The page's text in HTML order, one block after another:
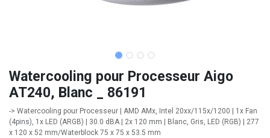
Watercooling pour Processeur Aigo
AT240, Blanc _ 86191
-> Watercooling pour Processeur | AMD AMx, Intel 20xx/115x/1200 | 1x Fan
(4pins), 1x LED (ARGB) | 30.0 dBA | 2x 120 mm | Blanc, Gris, LED (RGB) | 277
x 120 x 52 mm/Waterblock 75 x 75 x 53.5 mm